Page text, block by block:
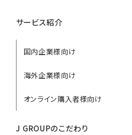
サービス紹介
国内企業様向け
海外企業様向け
オンライン購入者様向け
J GROUPのこだわり